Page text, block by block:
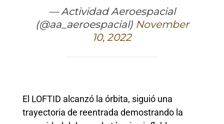
— Actividad Aeroespacial
(@aa_aeroespacial) November
10, 2022
El LOFTID alcanzó la órbita, siguió una
trayectoria de reentrada demostrando la